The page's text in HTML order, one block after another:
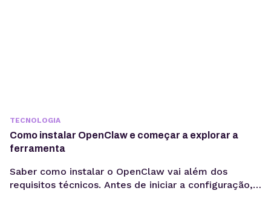
TECNOLOGIA
Como instalar OpenClaw e começar a explorar a
ferramenta
Saber como instalar o OpenClaw vai além dos
requisitos técnicos. Antes de iniciar a configuração,